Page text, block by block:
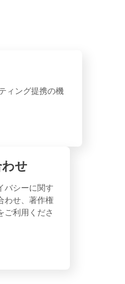
ィング提携の機
せ
バシーに関す
わせ、著作権
ご利用くださ